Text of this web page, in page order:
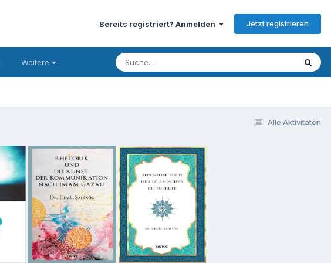
Bereits registriert? Anmelden Jetzt registrieren
Weitere
Alle Aktivitäten